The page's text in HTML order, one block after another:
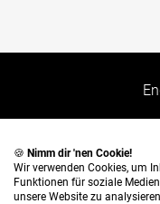
🍪 Nimm dir 'nen Cookie!
Wir verwenden Cookies, um
Funktionen für soziale
unsere Website zu